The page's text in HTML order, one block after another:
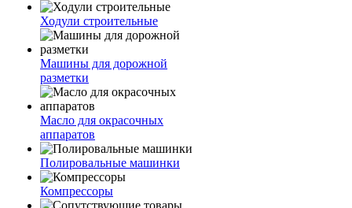
Ходули строительные
Машины для дорожной
разметки
Масло для окрасочных
аппаратов
Полировальные машинки
Компрессоры